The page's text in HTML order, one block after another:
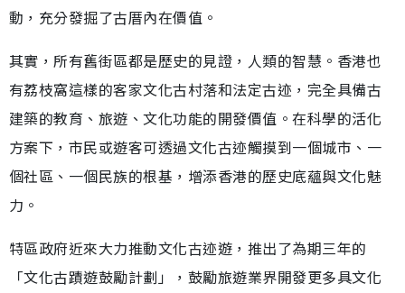
動，充分發掘了古厝內在價值。
其實，所有舊街區都是歷史的見證，人類的智慧。香港也
有荔枝窩這樣的客家文化古村落和法定古迹，完全具備古
建築的教育、旅遊、文化功能的開發價值。在科學的活化
方案下，市民或遊客可透過文化古迹觸摸到一個城市、一
個社區、一個民族的根基，增添香港的歷史底蘊與文化魅
力。
特區政府近來大力推動文化古迹遊，推出了為期三年的
「文化古蹟遊鼓勵計劃」，鼓勵旅遊業界開發更多具文化